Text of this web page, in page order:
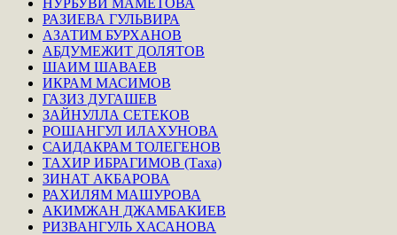
РАЗИЕВА ГУЛЬВИРА
АЗАТИМ БУРХАНОВ
АБДУМЕЖИТ ДОЛЯТОВ
ШАИМ ШАВАЕВ
ИКРАМ МАСИМОВ
ГАЗИЗ ДУГАШЕВ
ЗАЙНУЛЛА СЕТЕКОВ
РОШАНГУЛ ИЛАХУНОВА
САИДАКРАМ ТОЛЕГЕНОВ
ТАХИР ИБРАГИМОВ (Таха)
ЗИНАТ АКБАРОВА
РАХИЛЯМ МАШУРОВА
АКИМЖАН ДЖАМБАКИЕВ
РИЗВАНГУЛЬ ХАСАНОВА